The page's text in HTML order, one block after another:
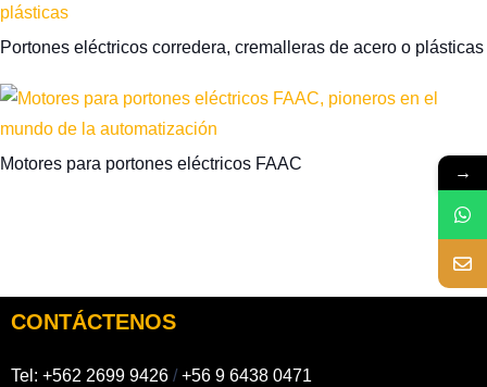
Portones eléctricos corredera, cremalleras de acero o plásticas
Motores para portones eléctricos FAAC
CONTÁCTENOS
Tel: +562 2699 9426 / +56 9 6438 0471
→